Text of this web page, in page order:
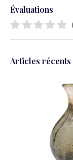
Évaluations
Articles récents